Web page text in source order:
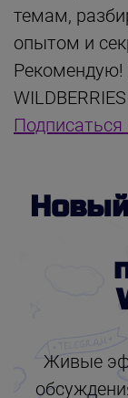
темам,
опытом и
Рекомендую!
Подписаться
Живые